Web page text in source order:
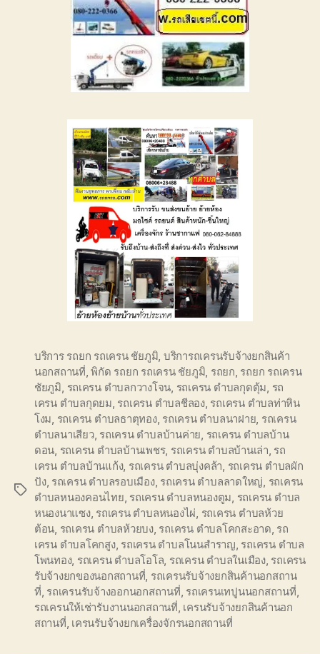
Tags
บริการ รถยก รถเครน ชัยภูมิ บริการถเครนรับจ้างยกสินค้า
นอกสถานที่ ,พิกัด รถยก รถเครน ชัยภูมิ รถยก รถยก รถเครน
ชัยภูมิ รถเครน ตำบลกวางโจน รถเครน ตำบลกุดตุ้ม รถ
เครน ตำบลกุดยม รถเครน ตำบลชีลอง, รถเครน ตำบลท่าหิน
โงม รถเครน ตำบลธาตุทอง, รถเครน ตำบลนาฝาย รถเครน
ตำบลนาเสียว, รถเครน ตำบลบ้านค่าย รถเครน ตำบลบ้าน
ดอน รถเครน ตำบลบ้านเพชร, รถเครน ตำบลบ้านเล่า รถ
เครน ตำบลบ้านแก้ง, รถเครน ตำบลบุ่งคล้า รถเครน ตำบลผัก
ปัง, รถเครน ตำบลรอบเมือง, รถเครน ตำบลลาดใหญ่ รถเครน
ตำบลหนองคอนไทย รถเครน ตำบลหนองตูม รถเครน ตำบล
หนองนาแซง, รถเครน ตำบลหนองไผ่ รถเครน ตำบลห้วย
ต้อน รถเครน ตำบลห้วยบง, รถเครน ตำบลโคกสะอาด รถ
เครน ตำบลโคกสูง, รถเครน ตำบลโนนสำราญ รถเครน ตำบล
โพนทอง, รถเครน ตำบลโอโล รถเครน ตำบลในเมือง, รถเครน
รับจ้างยกของนอกสถานที่ รถเครนรับจ้างยกสินค้านอกสถาน
ที่ รถเครนรับจ้างออกนอกสถานที่ รถเครนเทปูนนอกสถานที่
รถเครนให้เช่ารับงานนอกสถานที่ เครนรับจ้างยกสินค้านอก
สถานที่ เครนรับจ้างยกเครื่องจักรนอกสถานที่